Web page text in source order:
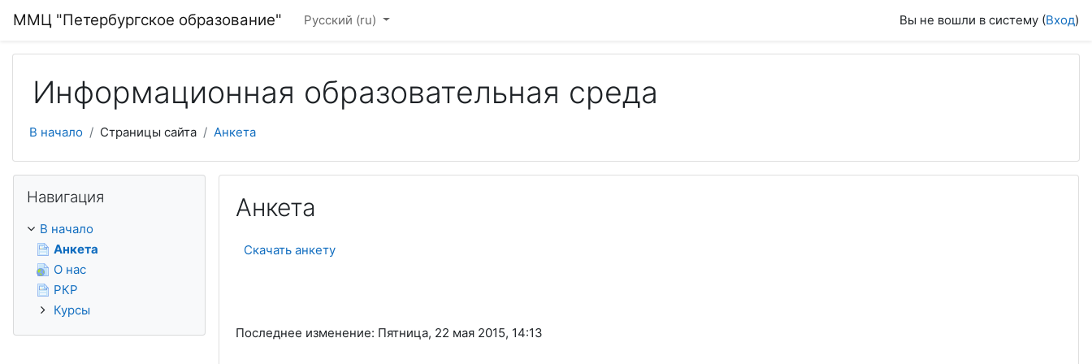
ММЦ "Петербургское образование" Русский ‎(ru)‎ Вы не вошли в систему (Вход)
Информационная образовательная среда
В начало Страницы сайта Анкета
Анкета
Скачать анкету
Последнее изменение: Пятница, 22 мая 2015, 14:13
Навигация
В начало
Анкета
О нас
РКР
Курсы